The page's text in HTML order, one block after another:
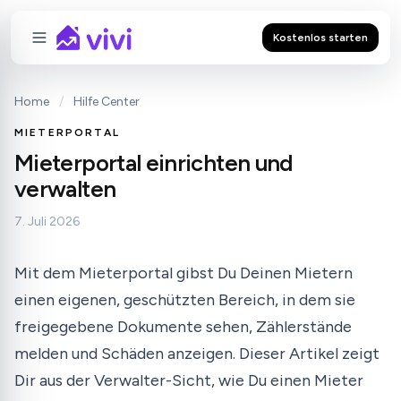
Kostenlos starten
Home / Hilfe Center
MIETERPORTAL
Mieterportal einrichten und
verwalten
7. Juli 2026
Mit dem Mieterportal gibst Du Deinen Mietern
einen eigenen, geschützten Bereich, in dem sie
freigegebene Dokumente sehen, Zählerstände
melden und Schäden anzeigen. Dieser Artikel zeigt
Dir aus der Verwalter-Sicht, wie Du einen Mieter